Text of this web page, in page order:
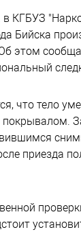
КГБУЗ
Бийска
этом
что тело
приезда